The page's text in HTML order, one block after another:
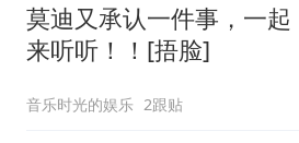
莫迪又承认一件事，一起
来听听！！[捂脸]
音乐时光的娱乐 2跟贴